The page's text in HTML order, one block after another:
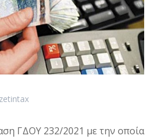
zetintax
ΓΔΟΥ 232/2021 με την οποία